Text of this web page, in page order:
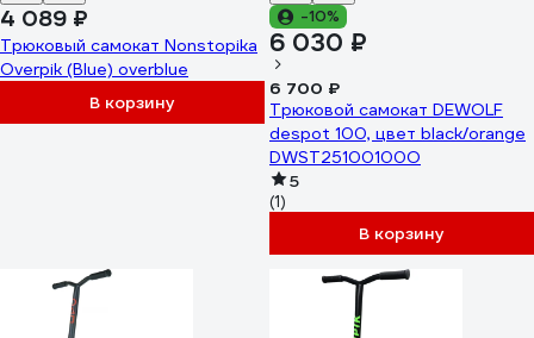
4 089 ₽
Трюковый самокат Nonstopika
Overpik (Blue) overblue
В корзину
-10%
6 030 ₽
6 700 ₽
Трюковой самокат DEWOLF
despot 100, цвет black/orange
DWST25100100O
5
(1)
В корзину